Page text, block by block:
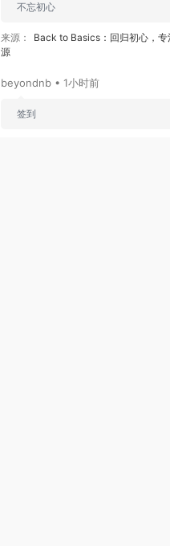
不忘初心
来源：
Back to Basics：回归初心，专
源
beyondnb • 1小时前
签到